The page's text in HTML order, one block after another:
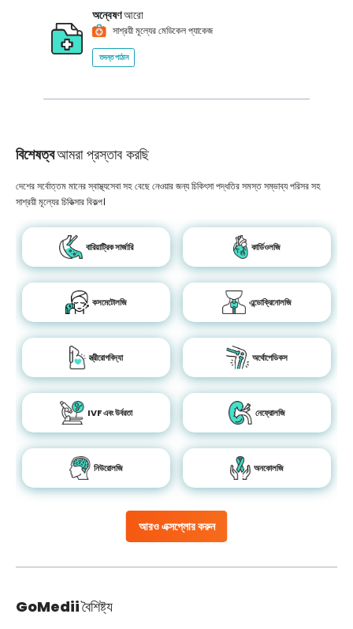
অন্বেষণআরো
সাশ্রয়ী মূল্যের মেডিকেল প্যাকেজ
তদন্ত পাঠান
বিশেষত্বআমরা প্রস্তাব করছি
আরও এক্সপ্লোর করুন
দেশের সর্বোত্তম মানের স্বাস্থ্যসেবা সহ বেছে নেওয়ার জন্য চিকিৎসা পদ্ধতির সমস্ত সম্ভাব্য পরিসর সহ
সাশ্রয়ী মূল্যের চিকিত্সার বিকল্প।
বারিয়াট্রিক সার্জারি কার্ডিওলজি
কসমেটোলজি এন্ডোক্রিনোলজি
স্ত্রীরোগবিদ্যা অর্থোপেডিকস
IVF এবং উর্বরতা নেফ্রোলজি
নিউরোলজি অনকোলজি
GoMediiবৈশিষ্ট্য